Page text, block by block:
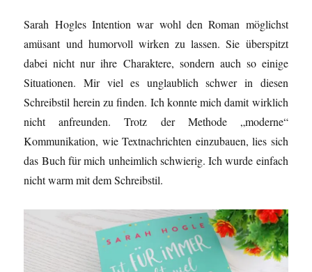
Sarah Hogles Intention war wohl den Roman möglichst
amüsant und humorvoll wirken zu lassen. Sie überspitzt
dabei nicht nur ihre Charaktere, sondern auch so einige
Situationen. Mir viel es unglaublich schwer in diesen
Schreibstil herein zu finden. Ich konnte mich damit wirklich
nicht anfreunden. Trotz der Methode „moderne“
Kommunikation, wie Textnachrichten einzubauen, lies sich
das Buch für mich unheimlich schwierig. Ich wurde einfach
nicht warm mit dem Schreibstil.